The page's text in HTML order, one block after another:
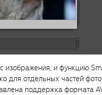
изображения, и функцию
для отдельных частей
поддержка формата